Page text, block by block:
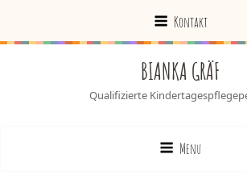
Kontakt
BIANKA GRÄF
Qualifizierte
Menu